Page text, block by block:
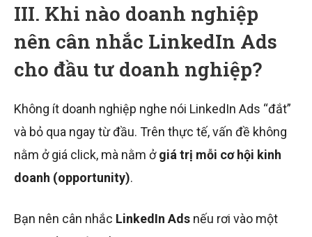
III. Khi nào doanh nghiệp
nên cân nhắc LinkedIn Ads
cho đầu tư doanh nghiệp?
Không ít doanh nghiệp nghe nói LinkedIn Ads “đắt”
và bỏ qua ngay từ đầu. Trên thực tế, vấn đề không
nằm ở giá click, mà nằm ởgiá trị mỗi cơ hội kinh
doanh (opportunity).
Bạn nên cân nhắc LinkedIn Ads nếu rơi vào một